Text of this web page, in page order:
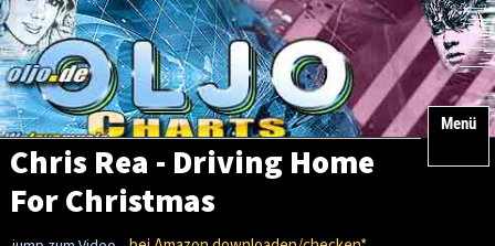
Menü
Chris Rea - Driving Home
For Christmas